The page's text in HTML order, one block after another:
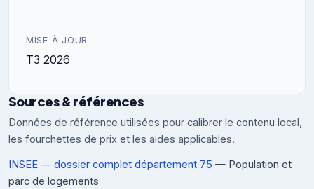
MISE À JOUR
T3 2026
Sources & références
Données de référence utilisées pour calibrer le contenu local,
les fourchettes de prix et les aides applicables.
INSEE — dossier complet département 75 — Population et
parc de logements